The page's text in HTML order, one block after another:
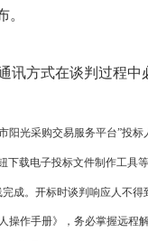
。
讯方式在谈判过程
阳光采购交易服务平台”投标
下载电子投标文件制作工具
成。开标时谈判响应人不
操作手册》，务必掌握远程